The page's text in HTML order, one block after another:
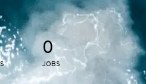
0
JOBS